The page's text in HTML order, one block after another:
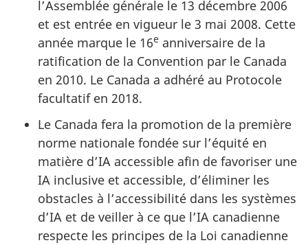
l’Assemblée générale le 13 décembre 2006
et est entrée en vigueur le 3 mai 2008. Cette
année marque le 16e anniversaire de la
ratification de la Convention par le Canada
en 2010. Le Canada a adhéré au Protocole
facultatif en 2018.
Le Canada fera la promotion de la première
norme nationale fondée sur l’équité en
matière d’IA accessible afin de favoriser une
IA inclusive et accessible, d’éliminer les
obstacles à l’accessibilité dans les systèmes
d’IA et de veiller à ce que l’IA canadienne
respecte les principes de la Loi canadienne